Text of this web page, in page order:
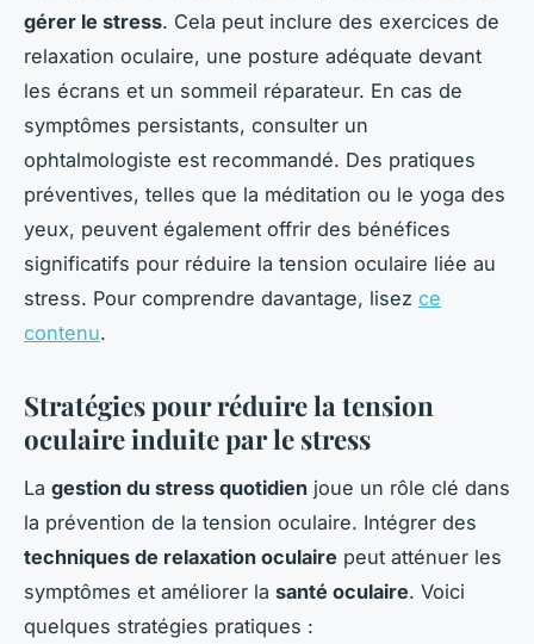
gérer le stress. Cela peut inclure des exercices de
relaxation oculaire, une posture adéquate devant
les écrans et un sommeil réparateur. En cas de
symptômes persistants, consulter un
ophtalmologiste est recommandé. Des pratiques
préventives, telles que la méditation ou le yoga des
yeux, peuvent également offrir des bénéfices
significatifs pour réduire la tension oculaire liée au
stress. Pour comprendre davantage, lisez ce
contenu.
Stratégies pour réduire la tension
oculaire induite par le stress
La gestion du stress quotidien joue un rôle clé dans
la prévention de la tension oculaire. Intégrer des
techniques de relaxation oculaire peut atténuer les
symptômes et améliorer la santé oculaire. Voici
quelques stratégies pratiques :